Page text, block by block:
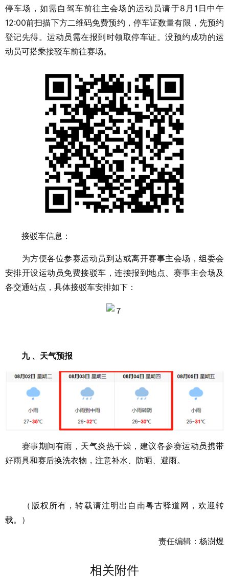
停车场，如需自驾车前往主会场的运动员请于8月1日中午
12:00前扫描下方二维码免费预约，停车证数量有限，先预约
登记先得。运动员需在报到时领取停车证。没预约成功的运
动员可搭乘接驳车前往赛场。
接驳车信息：
为方便各位参赛运动员到达或离开赛事主会场，组委会
安排开设运动员免费接驳车，连接报到地点、赛事主会场及
各交通站点，具体接驳车安排如下：
九 、天气预报
赛事期间有雨，天气炎热干燥，建议各参赛运动员携带
好雨具和赛后换洗衣物，注意补水、防晒、避雨。
（版权所有，转载请注明出自南粤古驿道网，欢迎转
载。）
责任编辑：杨澍煜
相关附件